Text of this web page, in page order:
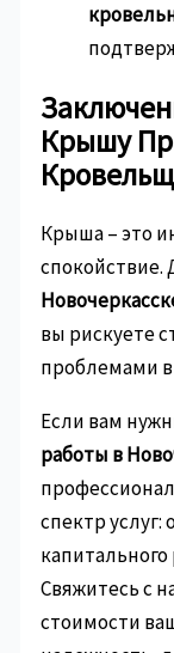
Крышу
Крыша – это
спокойствие.
вы рискуете
проблемами
Если вам
работы в
спектр
Свяжитесь с
стоимости